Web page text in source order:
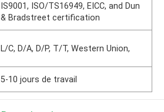
IS9001, ISO/TS16949, EICC, and Dun
& Bradstreet certification
L/C, D/A, D/P, T/T, Western Union,
5-10 jours de travail